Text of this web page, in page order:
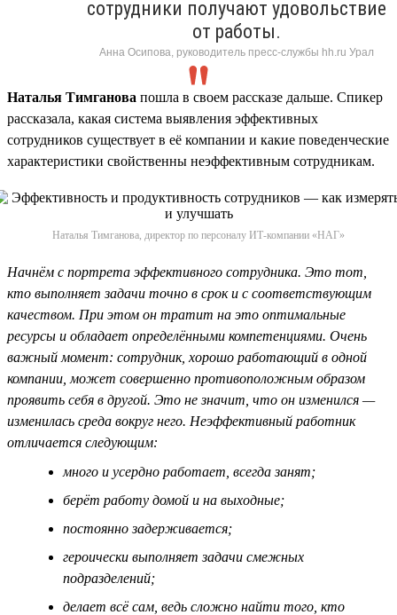
сотрудники получают удовольствие
от работы.
Анна Осипова, руководитель пресс-службы hh.ru Урал
Наталья Тимганова пошла в своем рассказе дальше. Спикер
рассказала, какая система выявления эффективных
сотрудников существует в её компании и какие поведенческие
характеристики свойственны неэффективным сотрудникам.
Наталья Тимганова, директор по персоналу ИТ-компании «НАГ»
Начнём с портрета эффективного сотрудника. Это тот,
кто выполняет задачи точно в срок и с соответствующим
качеством. При этом он тратит на это оптимальные
ресурсы и обладает определёнными компетенциями. Очень
важный момент: сотрудник, хорошо работающий в одной
компании, может совершенно противоположным образом
проявить себя в другой. Это не значит, что он изменился —
изменилась среда вокруг него. Неэффективный работник
отличается следующим:
много и усердно работает, всегда занят;
берёт работу домой и на выходные;
постоянно задерживается;
героически выполняет задачи смежных
подразделений;
делает всё сам, ведь сложно найти того, кто